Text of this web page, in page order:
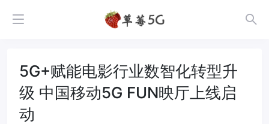
5G+赋能电影行业数智化转型升
级 中国移动5G FUN映厅上线启
动